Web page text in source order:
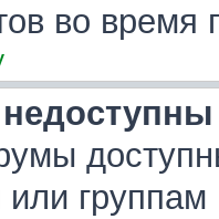
во время
или